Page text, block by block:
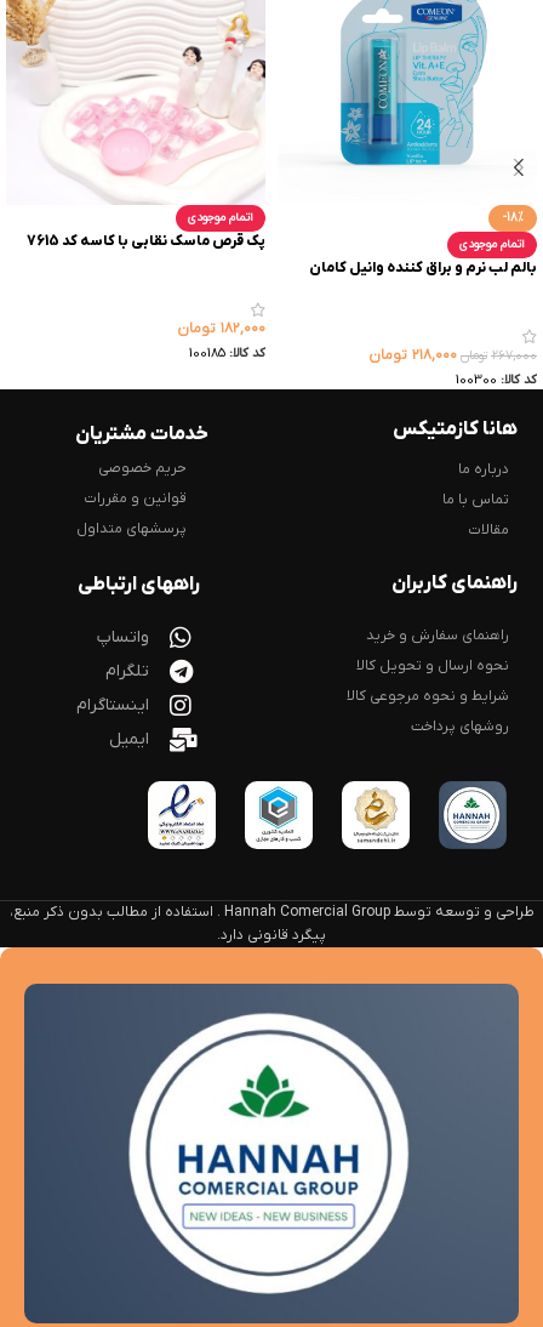
-18%
اتمام موجودی
بالم لب نرم و براق کننده وانیل کامان
۲۶۷,۰۰۰ تومان ۲۱۸,۰۰۰ تومان
کد کالا: 100300
اتمام موجودی
پک قرص ماسک نقابی با کاسه کد 7615
۱۸۲,۰۰۰ تومان
کد کالا: 100185
هانا کازمتیکس
درباره ما
تماس با ما
مقالات
خدمات مشتریان
حریم خصوصی
قوانین و مقررات
پرسشهای متداول
راهنمای کاربران
راهنمای سفارش و خرید
نحوه ارسال و تحویل کالا
شرایط و نحوه مرجوعی کالا
روشهای پرداخت
راههای ارتباطی
واتساپ
تلگرام
اینستاگرام
ایمیل
طراحی و توسعه توسط Hannah Comercial Group . استفاده از مطالب بدون ذکر منبع،
پیگرد قانونی دارد.